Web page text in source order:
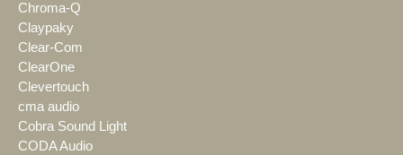
Chroma-Q
Claypaky
Clear-Com
ClearOne
Clevertouch
cma audio
Cobra Sound Light
CODA Audio